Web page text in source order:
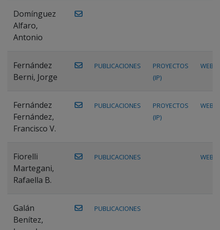
Domínguez
Alfaro,
Antonio
Fernández
Berni, Jorge
PUBLICACIONES
PROYECTOS
(IP)
WEB
Fernández
Fernández,
Francisco V.
PUBLICACIONES
PROYECTOS
(IP)
WEB
Fiorelli
Martegani,
Rafaella B.
PUBLICACIONES WEB
Galán
Benítez,
PUBLICACIONES